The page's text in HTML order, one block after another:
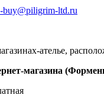
buy@piligrim-ltd.ru
ателье,
магазина